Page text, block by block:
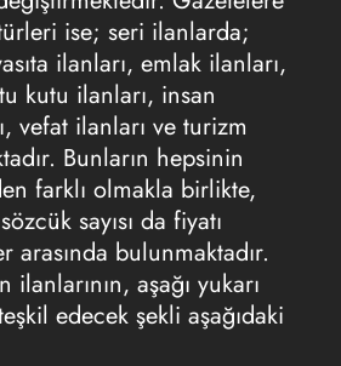
ise; seri ilanlarda;
ilanları, emlak ilanları,
kutu ilanları, insan
vefat ilanları ve turizm
Bunların hepsinin
farklı olmakla birlikte,
sayısı da fiyatı
arasında bulunmaktadır.
aşağı yukarı
edecek şekli aşağıdaki